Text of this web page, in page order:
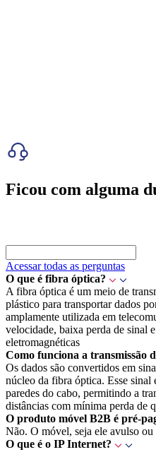
Ficou com alguma
Acessar todas as perguntas
O que é fibra óptica?
A fibra óptica é um meio de
plástico para transportar dados
amplamente utilizada em
velocidade, baixa perda de sinal
eletromagnéticas
Como funciona a transmissão
Os dados são convertidos em
núcleo da fibra óptica. Esse sinal
paredes do cabo, permitindo a
distâncias com mínima perda de
O produto móvel B2B é pré-
Não. O móvel, seja ele avulso
O que é o IP Internet?